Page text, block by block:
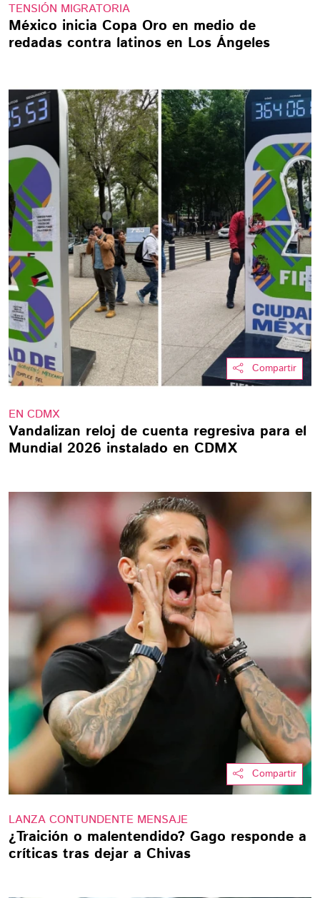
TENSIÓN MIGRATORIA
México inicia Copa Oro en medio de
redadas contra latinos en Los Ángeles
Compartir
EN CDMX
Vandalizan reloj de cuenta regresiva para el
Mundial 2026 instalado en CDMX
Compartir
LANZA CONTUNDENTE MENSAJE
¿Traición o malentendido? Gago responde a
críticas tras dejar a Chivas